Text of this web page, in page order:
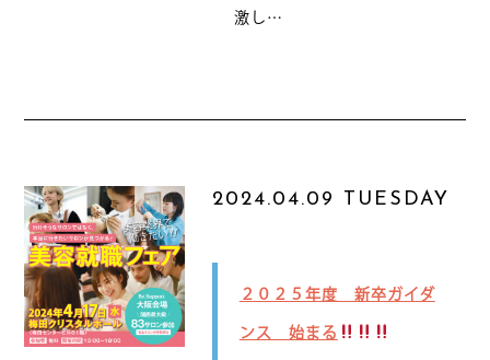
激し…
2024.04.09 TUESDAY
２０２５年度 新卒ガイダ
ンス 始まる